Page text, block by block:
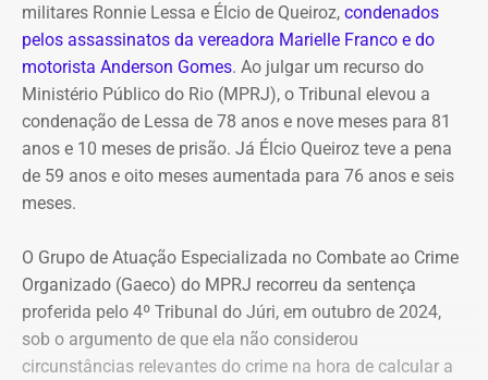
o decreto entra em vigor imediatamente e segue os
princípios da continuidade do serviço público, eficiência,
governança e desenvolvimento sustentável.
COM FÁBIO MARTINS
militares Ronnie Lessa e Élcio de Queiroz, condenados
pelos assassinatos da vereadora Marielle Franco e do
motorista Anderson Gomes. Ao julgar um recurso do
Ministério Público do Rio (MPRJ), o Tribunal elevou a
condenação de Lessa de 78 anos e nove meses para 81
anos e 10 meses de prisão. Já Élcio Queiroz teve a pena
de 59 anos e oito meses aumentada para 76 anos e seis
meses.
O Grupo de Atuação Especializada no Combate ao Crime
Organizado (Gaeco) do MPRJ recorreu da sentença
proferida pelo 4º Tribunal do Júri, em outubro de 2024,
sob o argumento de que ela não considerou
circunstâncias relevantes do crime na hora de calcular a